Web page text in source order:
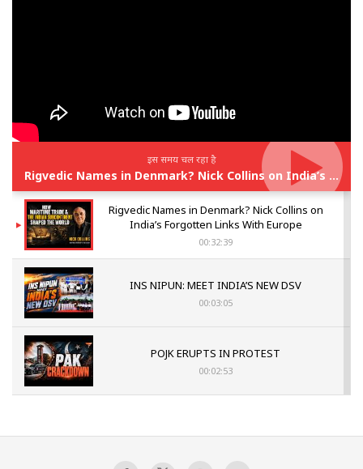
इस समय चल रहा है
Rigvedic Names in Denmark? Nick Collins on India’s Forgotten Links With Europe
Rigvedic Names in Denmark? Nick Collins on
India’s Forgotten Links With Europe
00:32:39
INS NIPUN: MEET INDIA’S NEW DSV
00:03:05
POJK ERUPTS IN PROTEST
00:02:53
Sagar